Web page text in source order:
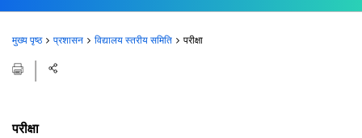
मुख्य पृष्ठ प्रशासन विद्यालय स्तरीय समिति परीक्षा
परीक्षा